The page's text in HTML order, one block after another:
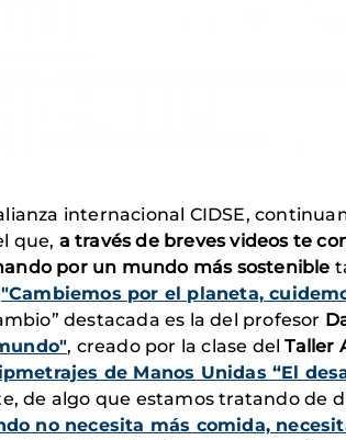
internacional CIDSE,
que, a través de breves videos te
por un mundo más sostenible
"Cambiemos por el planeta,
destacada es la del profesor
, creado por la clase delTaller
de Manos Unidas “El
de algo que estamos tratando de
no necesita más comida,